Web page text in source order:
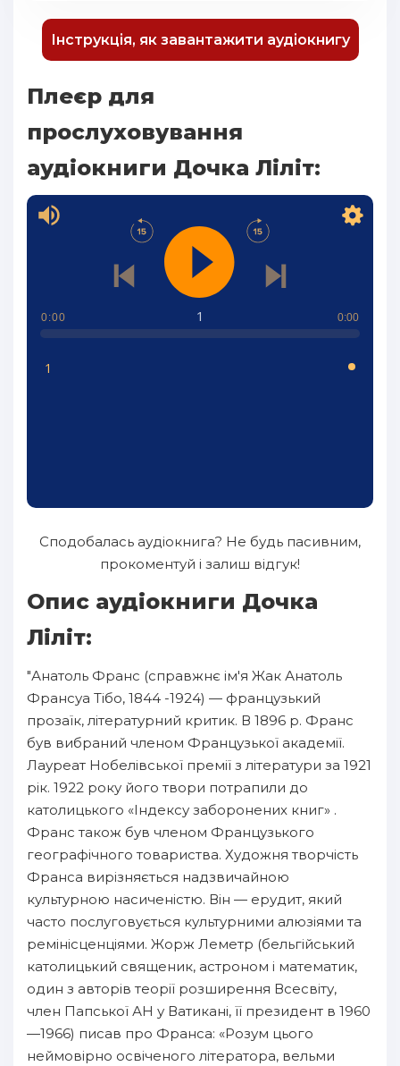
Інструкція, як завантажити аудіокнигу
Плеєр для
прослуховування
аудіокниги Дочка Ліліт:
1
0:00 0:00
1
Сподобалась аудіокнига? Не будь пасивним,
прокоментуй і залиш відгук!
Опис аудіокниги Дочка
Ліліт:
"Анатоль Франс (справжнє ім'я Жак Анатоль
Франсуа Тібо, 1844 -1924) — французький
прозаїк, літературний критик. В 1896 р. Франс
був вибраний членом Французької академії.
Лауреат Нобелівської премії з літератури за 1921
рік. 1922 року його твори потрапили до
католицького «Індексу заборонених книг» .
Франс також був членом Французького
географічного товариства. Художня творчість
Франса вирізняється надзвичайною
культурною насиченістю. Він — ерудит, який
часто послуговується культурними алюзіями та
ремінісценціями. Жорж Леметр (бельгійський
католицький священик, астроном і математик,
один з авторів теорії розширення Всесвіту,
член Папської АН у Ватикані, її президент в 1960
—1966) писав про Франса: «Розум цього
неймовірно освіченого літератора, вельми